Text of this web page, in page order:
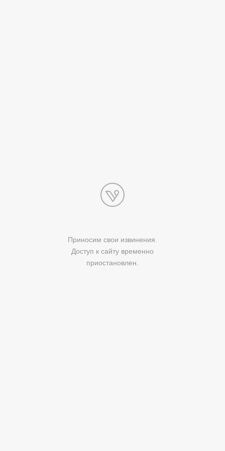
Приносим свои извинения.
Доступ к сайту временно
приостановлен.